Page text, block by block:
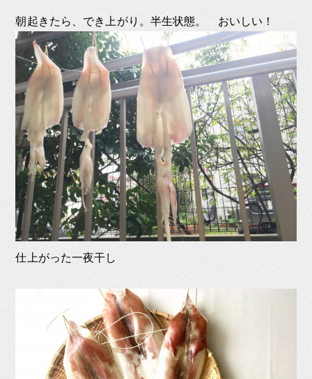
朝起きたら、でき上がり。半生状態。 おいしい！
仕上がった一夜干し